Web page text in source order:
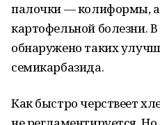
палочки — колиформы, а
картофельной болезни.
обнаружено таких
семикарбазида.
Как быстро черствеет